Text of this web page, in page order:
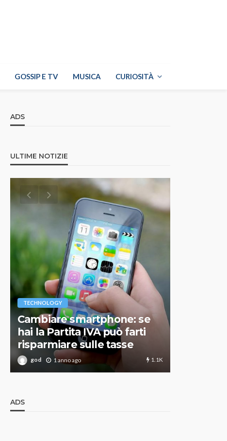
GOSSIP E TV MUSICA CURIOSITÀ
ADS
ULTIME NOTIZIE
TECHNOLOGY
Cambiare smartphone: se
hai la Partita IVA può farti
risparmiare sulle tasse
god 1 anno ago 1.1K
ADS